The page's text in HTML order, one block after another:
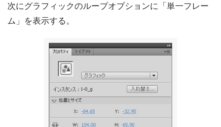
次にグラフィックのループオプションに「単一フレー
ム」を表示する。